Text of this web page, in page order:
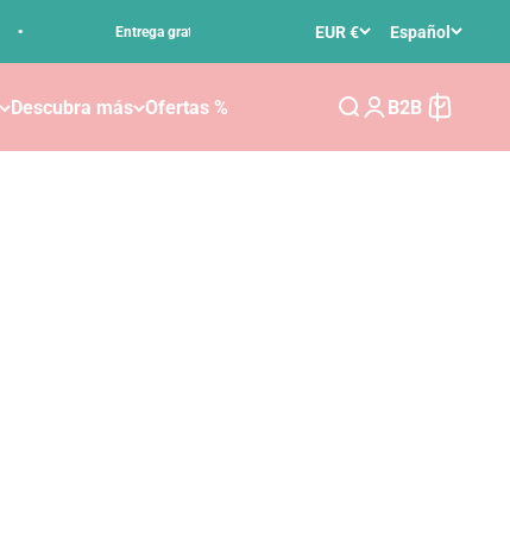
Entrega gratuita desde 50 € Valor de pedido en DE
EUR € Español
Descubra más Ofertas % BuscarIniciar sesión
B2B Carrito